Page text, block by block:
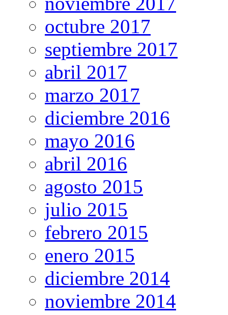
octubre 2017
septiembre 2017
abril 2017
marzo 2017
diciembre 2016
mayo 2016
abril 2016
agosto 2015
julio 2015
febrero 2015
enero 2015
diciembre 2014
noviembre 2014